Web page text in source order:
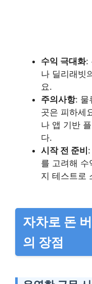
수익 극대화:
나 딜리래빗
요.
주의사항: 물
곳은 피하세
나 앱 기반
다.
시작 전 준비
를 고려해 수
지 테스트로
자차로 돈
의 장점